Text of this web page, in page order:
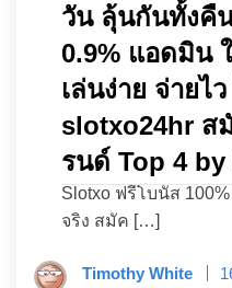
วัน ลุ้นกันทั้งคื
0.9% แอดมิน
เล่นง่าย จ่ายไ
slotxo24hr ส
รนด์ Top 4
Slotxo ฟรีโบนัส
จริง สมัค […]
Timothy White